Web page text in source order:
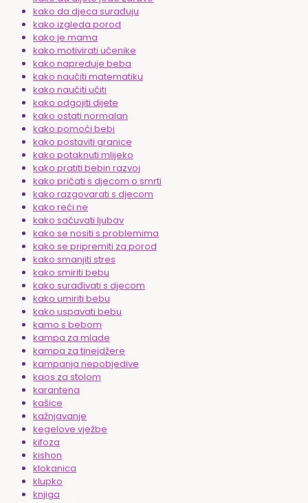
kako da djeca surađuju
kako izgleda porod
kako je mama
kako motivirati učenike
kako napreduje beba
kako naučiti matematiku
kako naučiti učiti
kako odgojiti dijete
kako ostati normalan
kako pomoći bebi
kako postaviti granice
kako potaknuti mlijeko
kako pratiti bebin razvoj
kako pričati s djecom o smrti
kako razgovarati s djecom
kako reći ne
kako sačuvati ljubav
kako se nositi s problemima
kako se pripremiti za porod
kako smanjiti stres
kako smiriti bebu
kako surađivati s djecom
kako umiriti bebu
kako uspavati bebu
kamo s bebom
kampa za mlade
kampa za tinejdžere
kampanja nepobjedive
kaos za stolom
karantena
kašice
kažnjavanje
kegelove vježbe
kifoza
kishon
klokanica
klupko
knjiga